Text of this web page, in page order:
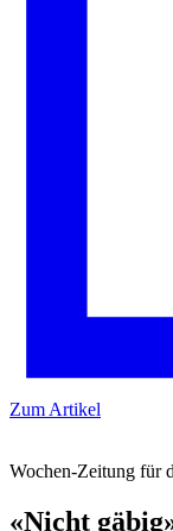
Zum Artikel
Wochen-Zeitung für
«Nicht